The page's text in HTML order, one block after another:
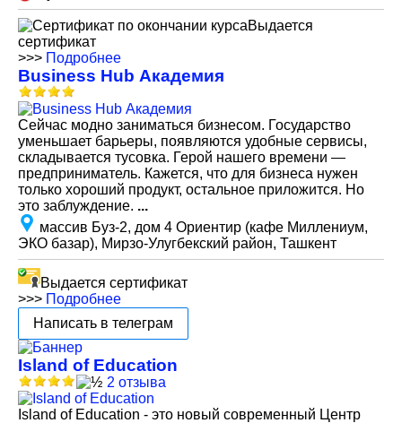
Выдается
сертификат
>>> Подробнее
Business Hub Академия
Сейчас модно заниматься бизнесом. Государство
уменьшает барьеры, появляются удобные сервисы,
складывается тусовка. Герой нашего времени —
предприниматель. Кажется, что для бизнеса нужен
только хороший продукт, остальное приложится. Но
это заблуждение. ...
массив Буз-2, дом 4 Ориентир (кафе Миллениум,
ЭКО базар), Мирзо-Улугбекский район, Ташкент
Выдается сертификат
>>> Подробнее
Написать в телеграм
Island of Education
2 отзыва
Island of Education - это новый современный Центр